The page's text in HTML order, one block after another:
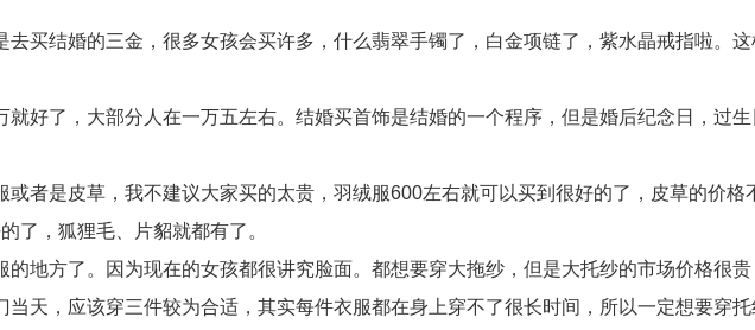
结婚的三金，很多女孩会买许多，什么翡翠手镯了，白金项链了，紫水晶戒指啦。
了，大部分人在一万五左右。结婚买首饰是结婚的一个程序，但是婚后纪念日，过生
是皮草，我不建议大家买的太贵，羽绒服600左右就可以买到很好的了，皮草的价格
了，狐狸毛、片貂就都有了。
方了。因为现在的女孩都很讲究脸面。都想要穿大拖纱，但是大托纱的市场价格很贵
，应该穿三件较为合适，其实每件衣服都在身上穿不了很长时间，所以一定想要穿托